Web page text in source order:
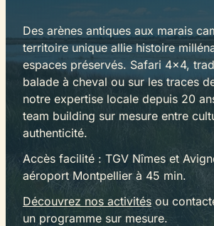
Des arènes antiques aux marais
territoire unique allie histoire
espaces préservés. Safari 4×4,
balade à cheval ou sur les traces
notre expertise locale depuis 20
team building sur mesure entre
authenticité.
Accès facilité : TGV Nîmes et
aéroport Montpellier à 45 min.
Découvrez nos activités ou
un programme sur mesure.